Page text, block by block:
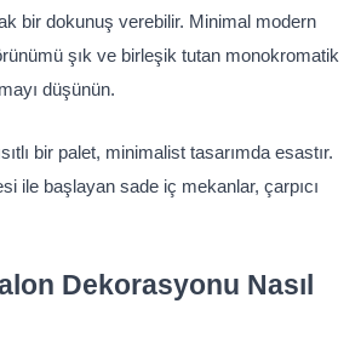
bir dokunuş verebilir. Minimal modern
şık ve birleşik tutan monokromatik
düşünün.
bir palet, minimalist tasarımda esastır.
ile başlayan sade iç mekanlar, çarpıcı
Dekorasyonu Nasıl